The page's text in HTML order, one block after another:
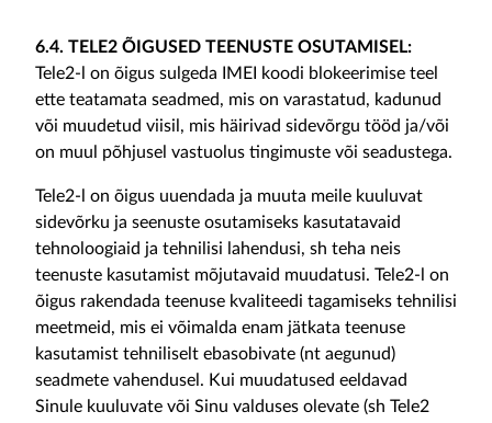
6.4. TELE2 ÕIGUSED TEENUSTE OSUTAMISEL:
Tele2-l on õigus sulgeda IMEI koodi blokeerimise teel
ette teatamata seadmed, mis on varastatud, kadunud
või muudetud viisil, mis häirivad sidevõrgu tööd ja/või
on muul põhjusel vastuolus tingimuste või seadustega.
Tele2-l on õigus uuendada ja muuta meile kuuluvat
sidevõrku ja seenuste osutamiseks kasutatavaid
tehnoloogiaid ja tehnilisi lahendusi, sh teha neis
teenuste kasutamist mõjutavaid muudatusi. Tele2-l on
õigus rakendada teenuse kvaliteedi tagamiseks tehnilisi
meetmeid, mis ei võimalda enam jätkata teenuse
kasutamist tehniliselt ebasobivate (nt aegunud)
seadmete vahendusel. Kui muudatused eeldavad
Sinule kuuluvate või Sinu valduses olevate (sh Tele2